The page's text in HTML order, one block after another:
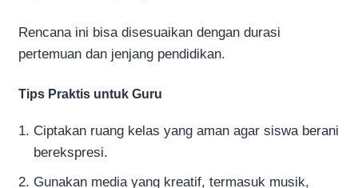
Rencana ini bisa disesuaikan dengan durasi
pertemuan dan jenjang pendidikan.
Tips Praktis untuk Guru
Ciptakan ruang kelas yang aman agar siswa berani
berekspresi.
Gunakan media yang kreatif, termasuk musik,